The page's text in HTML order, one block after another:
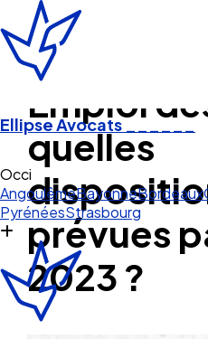
Ellipse Avocats______
Occitanie
AngoulêmeBayonneBordeaux
PyrénéesStrasbourg
Emploi
quelles
prévues
2023 ?